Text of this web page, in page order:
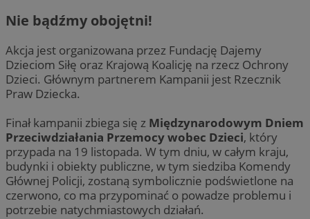
Nie bądźmy obojętni!
Akcja jest organizowana przez Fundację Dajemy
Dzieciom Siłę oraz Krajową Koalicję na rzecz Ochrony
Dzieci. Głównym partnerem Kampanii jest Rzecznik
Praw Dziecka.
Finał kampanii zbiega się z Międzynarodowym Dniem
Przeciwdziałania Przemocy wobec Dzieci, który
przypada na 19 listopada. W tym dniu, w całym kraju,
budynki i obiekty publiczne, w tym siedziba Komendy
Głównej Policji, zostaną symbolicznie podświetlone na
czerwono, co ma przypominać o powadze problemu i
potrzebie natychmiastowych działań.